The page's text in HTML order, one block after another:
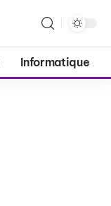
Informatique